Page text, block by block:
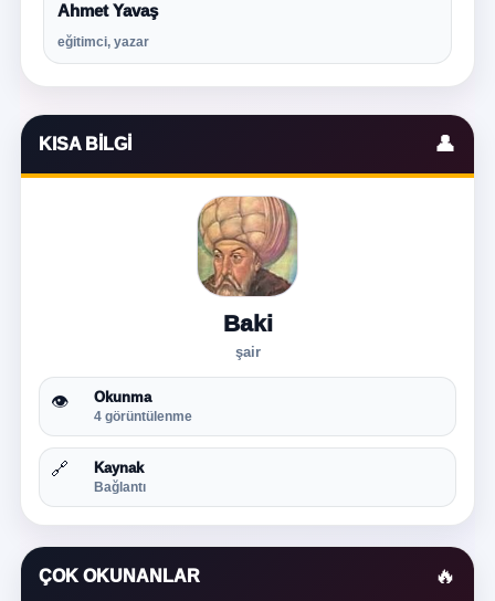
Ahmet Yavaş
eğitimci, yazar
KISA BILGI 👤
Baki
şair
👁 Okunma
4 görüntülenme
🔗 Kaynak
Bağlantı
ÇOK OKUNANLAR 🔥